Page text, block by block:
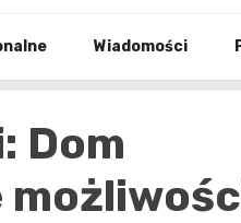
Wiadomości
Dom